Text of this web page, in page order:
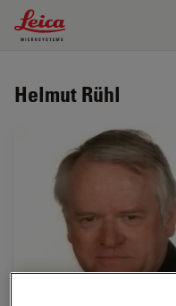
Leica Microsystems Logo
Helmut Rühl